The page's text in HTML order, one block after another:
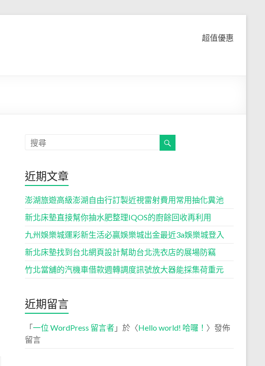
超值優惠
近期文章
澎湖旅遊高級澎湖自由行訂製近視雷射費用常用抽化糞池
新北床墊直接幫你抽水肥整理IQOS的廚餘回收再利用
九州娛樂城運彩新生活必贏娛樂城出金最近3a娛樂城登入
新北床墊找到台北網頁設計幫助台北洗衣店的展場防竊
竹北當舖的汽機車借款週轉調度訊號放大器能採集荷重元
近期留言
「一位 WordPress 留言者 」於〈Hello world! 哈囉！ 〉發佈
留言